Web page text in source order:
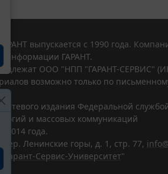
выпускается с 1990 года.
информации ГАРАНТ.
ООО "НПП "ГАРАНТ-СЕРВИС"
возможно только по
сетевого издания Федеральной
и массовых коммуникаций
2014 года.
Ленинские горы, д. 1, стр. 77,
Гарант-Сервис-Университет"